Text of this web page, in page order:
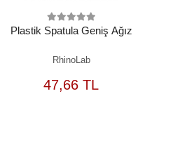
Plastik Spatula Geniş Ağız
RhinoLab
47,66 TLSEPETE
EKLE